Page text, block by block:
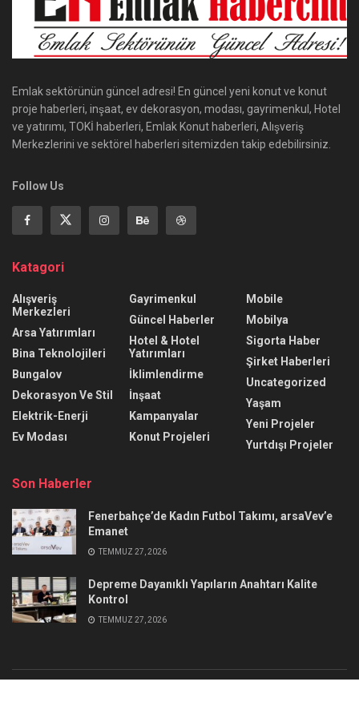
Emlak sektörünün güncel adresi! En güncel yeni konut ve konut
proje haberleri, inşaat, ev dekorasyon, modası, gayrimenkul, Hotel
ve yatırımı, TOKİ haberleri, Emlak Konut haberleri, Alışveriş
Merkezlerini ve sektörel haberleri sitemizden takip edebilirsiniz.
Follow Us
Katagori
Alışveriş
Merkezleri
Arsa Yatırımları
Bina Teknolojileri
Bungalov
Dekorasyon Ve Stil
Elektrik-Enerji
Ev Modası
Gayrimenkul
Güncel Haberler
Hotel & Hotel
Yatırımları
İklimlendirme
İnşaat
Kampanyalar
Konut Projeleri
Mobile
Mobilya
Sigorta Haber
Şirket Haberleri
Uncategorized
Yaşam
Yeni Projeler
Yurtdışı Projeler
Son Haberler
Fenerbahçe’de Kadın Futbol Takımı, arsaVev’e
Emanet
TEMMUZ 27, 2026
Depreme Dayanıklı Yapıların Anahtarı Kalite
Kontrol
TEMMUZ 27, 2026